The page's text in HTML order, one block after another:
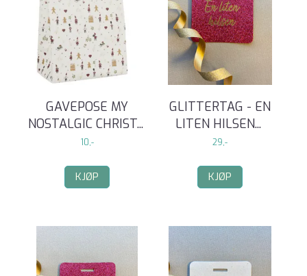
GAVEPOSE MY
NOSTALGIC CHRIST...
10,-
KJØP
GLITTERTAG - EN
LITEN HILSEN...
29,-
KJØP